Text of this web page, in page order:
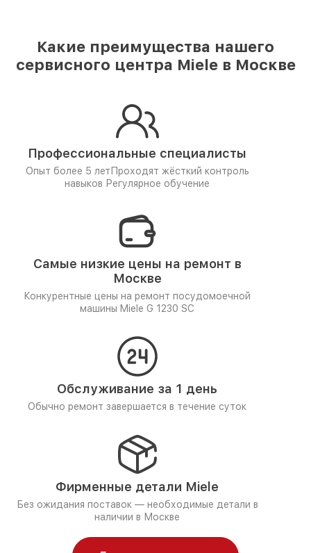
Какие преимущества нашего
сервисного центра Miele в Москве
Профессиональные специалисты
Опыт более 5 лет Проходят жёсткий контроль
навыков Регулярное обучение
Самые низкие цены на ремонт в
Москве
Конкурентные цены на ремонт посудомоечной
машины Miele G 1230 SC
Обслуживание за 1 день
Обычно ремонт завершается в течение суток
Фирменные детали Miele
Без ожидания поставок — необходимые детали в
наличии в Москве